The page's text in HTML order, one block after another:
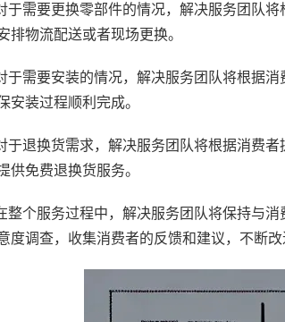
要更换零部件的情况，解决服务团队将
排物流配送或者现场更换。
要安装的情况，解决服务团队将根据消
安装过程顺利完成。
换货需求，解决服务团队将根据消费者
供免费退换货服务。
服务过程中，解决服务团队将保持与消
度调查，收集消费者的反馈和建议，不断改